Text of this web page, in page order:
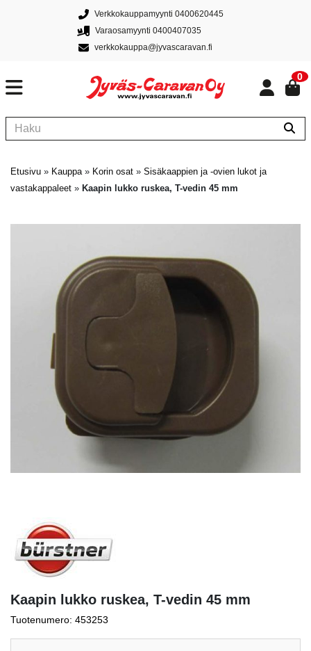
Verkkokauppamyynti 0400620445
Varaosamyynti 0400407035
verkkokauppa@jyvascaravan.fi
0
Etusivu » Kauppa» Korin osat » Sisäkaappien ja -ovien lukot ja
vastakappaleet » Kaapin lukko ruskea, T-vedin 45 mm
Kaapin lukko ruskea, T-vedin 45 mm
Tuotenumero: 453253